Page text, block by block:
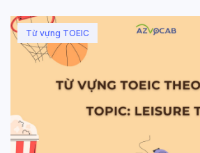
Từ vựng TOEIC